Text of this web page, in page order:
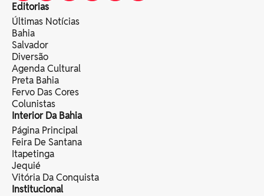
Editorias
Últimas Notícias
Bahia
Salvador
Diversão
Agenda Cultural
Preta Bahia
Fervo Das Cores
Colunistas
Interior Da Bahia
Página Principal
Feira De Santana
Itapetinga
Jequié
Vitória Da Conquista
Institucional